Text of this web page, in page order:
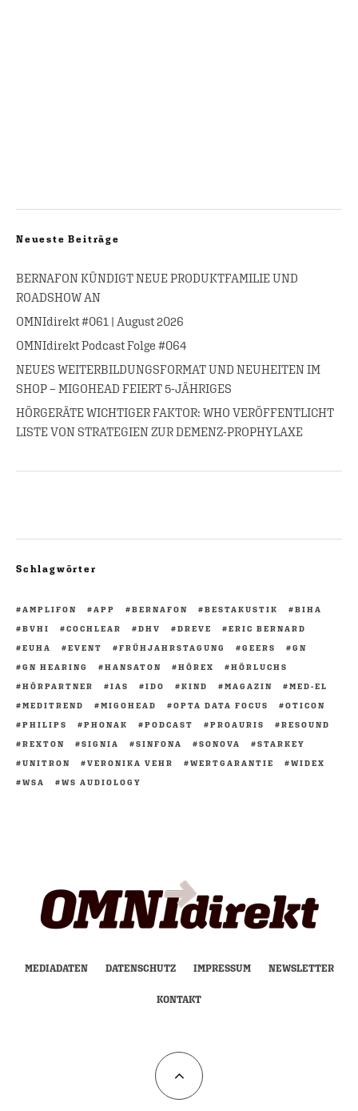
Neueste Beiträge
BERNAFON KÜNDIGT NEUE PRODUKTFAMILIE UND
ROADSHOW AN
OMNIdirekt #061 | August 2026
OMNIdirekt Podcast Folge #064
NEUES WEITERBILDUNGSFORMAT UND NEUHEITEN IM
SHOP – MIGOHEAD FEIERT 5-JÄHRIGES
HÖRGERÄTE WICHTIGER FAKTOR: WHO VERÖFFENTLICHT
LISTE VON STRATEGIEN ZUR DEMENZ-PROPHYLAXE
Schlagwörter
AMPLIFON APP BERNAFON BESTAKUSTIK
BIHA
BVHI
COCHLEAR DHV DREVE
ERIC BERNARD
EUHA
EVENT FRÜHJAHRSTAGUNG GEERS
GN
GN HEARING
HANSATON HÖREX
HÖRLUCHS
HÖRPARTNER
IAS IDO KIND MAGAZIN
MED-EL
MEDITREND
MIGOHEAD OPTA DATA FOCUS
OTICON
PHILIPS
PHONAK PODCAST PROAURIS
RESOUND
REXTON
SIGNIA SINFONA SONOVA
STARKEY
UNITRON
VERONIKA VEHR WERTGARANTIE
WIDEX
WSA
WS AUDIOLOGY
MEDIADATEN DATENSCHUTZ IMPRESSUM NEWSLETTER
KONTAKT